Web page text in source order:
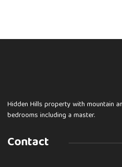
Hidden Hills property with mountain
bedrooms including a master.
Contact